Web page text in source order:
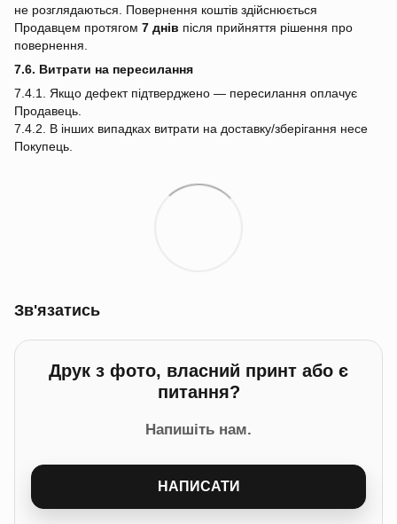
не розглядаються. Повернення коштів здійснюється
Продавцем протягом 7 днів після прийняття рішення про
повернення.
7.6. Витрати на пересилання
7.4.1. Якщо дефект підтверджено — пересилання оплачує
Продавець.
7.4.2. В інших випадках витрати на доставку/зберігання несе
Покупець.
Зв'язатись
Друк з фото, власний принт або є
питання?
Напишіть нам.
НАПИСАТИ